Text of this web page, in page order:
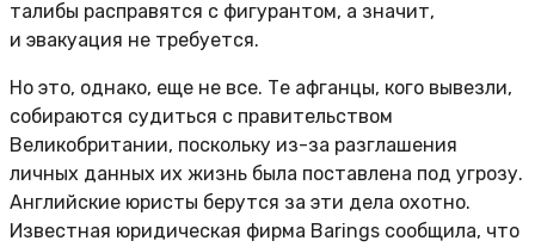
талибы расправятся с фигурантом, а значит,
и эвакуация не требуется.
Но это, однако, еще не все. Те афганцы, кого вывезли,
собираются судиться с правительством
Великобритании, поскольку из-за разглашения
личных данных их жизнь была поставлена под угрозу.
Английские юристы берутся за эти дела охотно.
Известная юридическая фирма Barings сообщила, что